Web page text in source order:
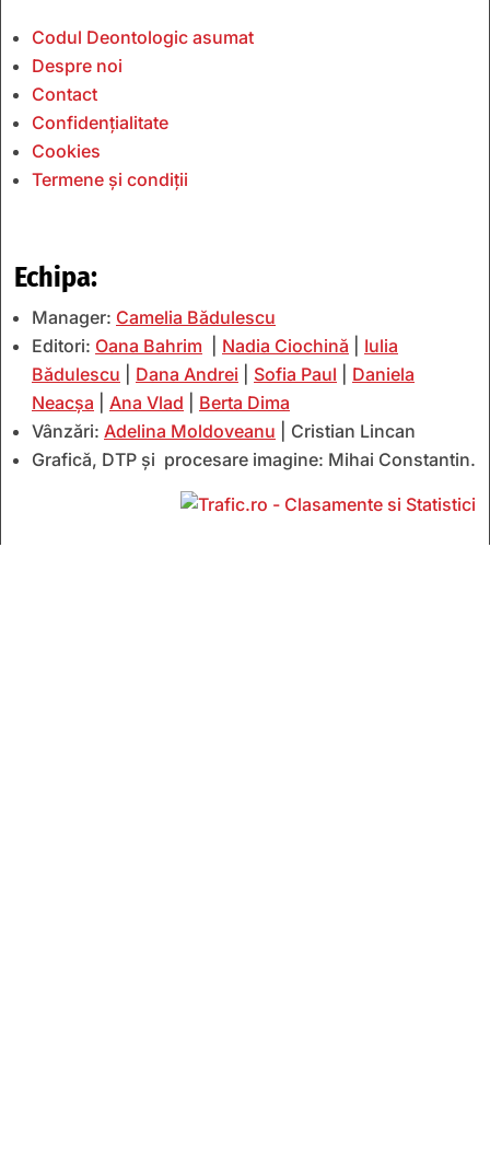
Codul Deontologic asumat
Despre noi
Contact
Confidențialitate
Cookies
Termene și condiții
Echipa:
Manager: Camelia Bădulescu
Editori: Oana Bahrim Nadia Ciochină
Iulia
Bădulescu
Dana Andrei Sofia Paul
Daniela
Neacșa
Ana Vlad
Berta Dima
Vânzări: Adelina Moldoveanu | Cristian Lincan
Grafică, DTP și procesare imagine: Mihai Constantin.